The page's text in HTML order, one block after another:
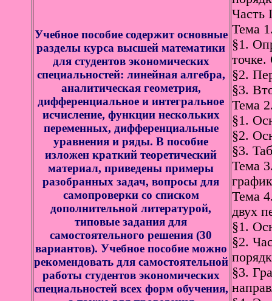
Учебное пособие содержит основные
разделы курса высшей математики
для студентов экономических
специальностей: линейная алгебра,
аналитическая геометрия,
дифференциальное и интегральное
исчисление, функции нескольких
переменных, дифференциальные
уравнения и ряды. В пособие
изложен краткий теоретический
материал, приведены примеры
разобранных задач, вопросы для
самопроверки со списком
дополнительной литературой,
типовые задания для
самостоятельного решения (30
вариантов). Учебное пособие можно
рекомендовать для самостоятельной
работы студентов экономических
специальностей всех форм обучения,
Тема
§1.
точке.
§2.
§3.
Тема
§1.
§2.
§3.
Тема
Тема
двух
§1.
§2.
§3.